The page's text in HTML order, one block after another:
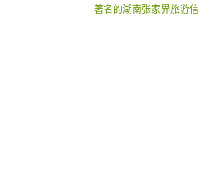
著名的湖南张家界旅游